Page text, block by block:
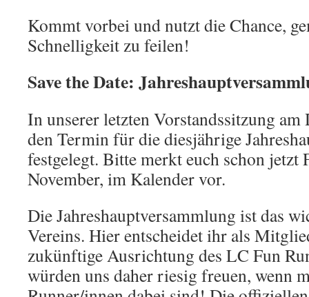
Kommt vorbei und nutzt die Chance,
Schnelligkeit zu feilen!
Save the Date:
In unserer letzten Vorstandssitzung
den Termin für die diesjährige
festgelegt. Bitte merkt euch schon jetzt
November, im Kalender vor.
Die Jahreshauptversammlung ist das
Vereins. Hier entscheidet ihr als
zukünftige Ausrichtung des LC Fun
würden uns daher riesig freuen, wenn